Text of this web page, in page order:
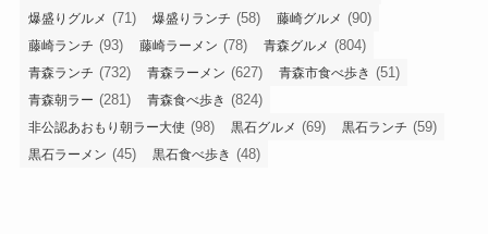
爆盛りグルメ (71) 爆盛りランチ (58) 藤崎グルメ (90)
藤崎ランチ (93) 藤崎ラーメン (78) 青森グルメ (804)
青森ランチ (732) 青森ラーメン (627) 青森市食べ歩き (51)
青森朝ラー (281) 青森食べ歩き (824)
非公認あおもり朝ラー大使 (98) 黒石グルメ (69) 黒石ランチ (59)
黒石ラーメン (45) 黒石食べ歩き (48)